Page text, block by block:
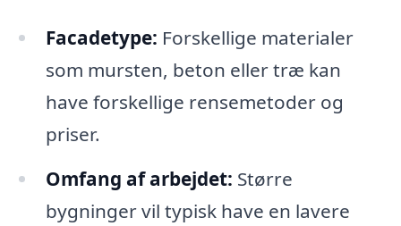
Facadetype: Forskellige materialer
som mursten, beton eller træ kan
have forskellige rensemetoder og
priser.
Omfang af arbejdet: Større
bygninger vil typisk have en lavere